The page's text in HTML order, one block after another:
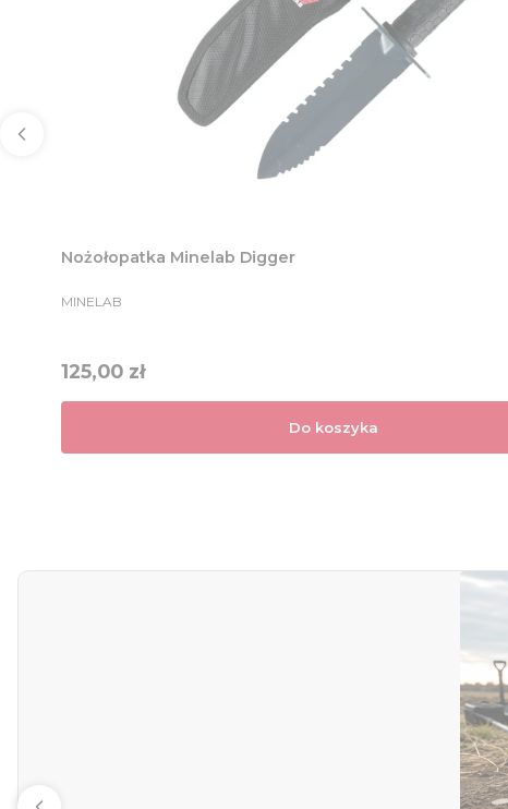
Nożołopatka Minelab Digger
PRODUCENT
MINELAB
Cena
125,00 zł
Do koszyka